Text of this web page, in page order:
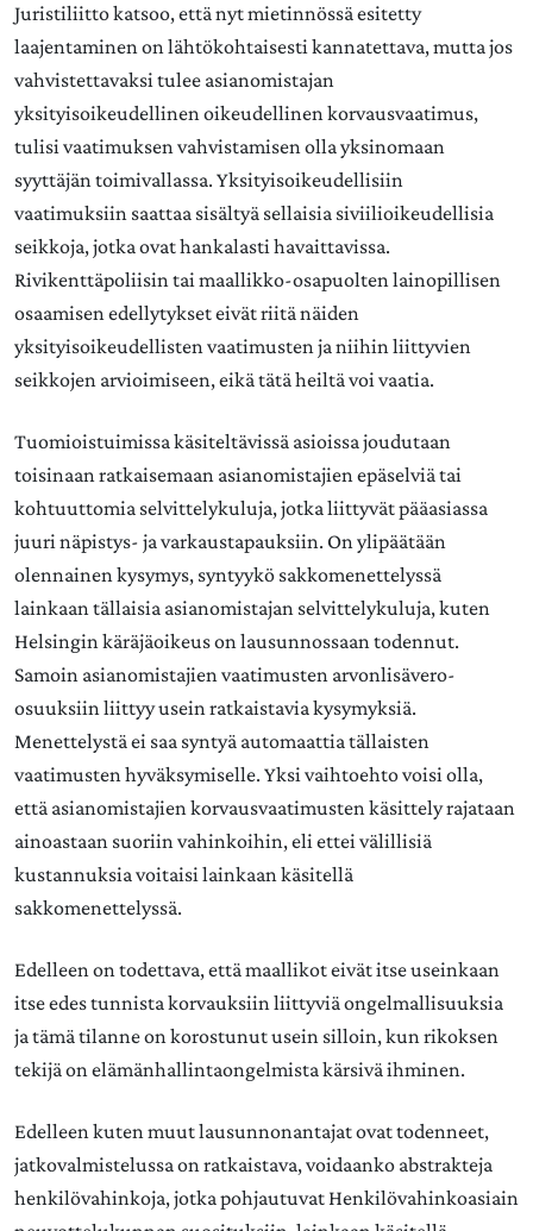
Juristiliitto katsoo, että nyt mietinnössä esitetty
laajentaminen on lähtökohtaisesti kannatettava, mutta jos
vahvistettavaksi tulee asianomistajan
yksityisoikeudellinen oikeudellinen korvausvaatimus,
tulisi vaatimuksen vahvistamisen olla yksinomaan
syyttäjän toimivallassa. Yksityisoikeudellisiin
vaatimuksiin saattaa sisältyä sellaisia siviilioikeudellisia
seikkoja, jotka ovat hankalasti havaittavissa.
Rivikenttäpoliisin tai maallikko-osapuolten lainopillisen
osaamisen edellytykset eivät riitä näiden
yksityisoikeudellisten vaatimusten ja niihin liittyvien
seikkojen arvioimiseen, eikä tätä heiltä voi vaatia.
Tuomioistuimissa käsiteltävissä asioissa joudutaan
toisinaan ratkaisemaan asianomistajien epäselviä tai
kohtuuttomia selvittelykuluja, jotka liittyvät pääasiassa
juuri näpistys- ja varkaustapauksiin. On ylipäätään
olennainen kysymys, syntyykö sakkomenettelyssä
lainkaan tällaisia asianomistajan selvittelykuluja, kuten
Helsingin käräjäoikeus on lausunnossaan todennut.
Samoin asianomistajien vaatimusten arvonlisävero-
osuuksiin liittyy usein ratkaistavia kysymyksiä.
Menettelystä ei saa syntyä automaattia tällaisten
vaatimusten hyväksymiselle. Yksi vaihtoehto voisi olla,
että asianomistajien korvausvaatimusten käsittely rajataan
ainoastaan suoriin vahinkoihin, eli ettei välillisiä
kustannuksia voitaisi lainkaan käsitellä
sakkomenettelyssä.
Edelleen on todettava, että maallikot eivät itse useinkaan
itse edes tunnista korvauksiin liittyviä ongelmallisuuksia
ja tämä tilanne on korostunut usein silloin, kun rikoksen
tekijä on elämänhallintaongelmista kärsivä ihminen.
Edelleen kuten muut lausunnonantajat ovat todenneet,
jatkovalmistelussa on ratkaistava, voidaanko abstrakteja
henkilövahinkoja, jotka pohjautuvat Henkilövahinkoasiain